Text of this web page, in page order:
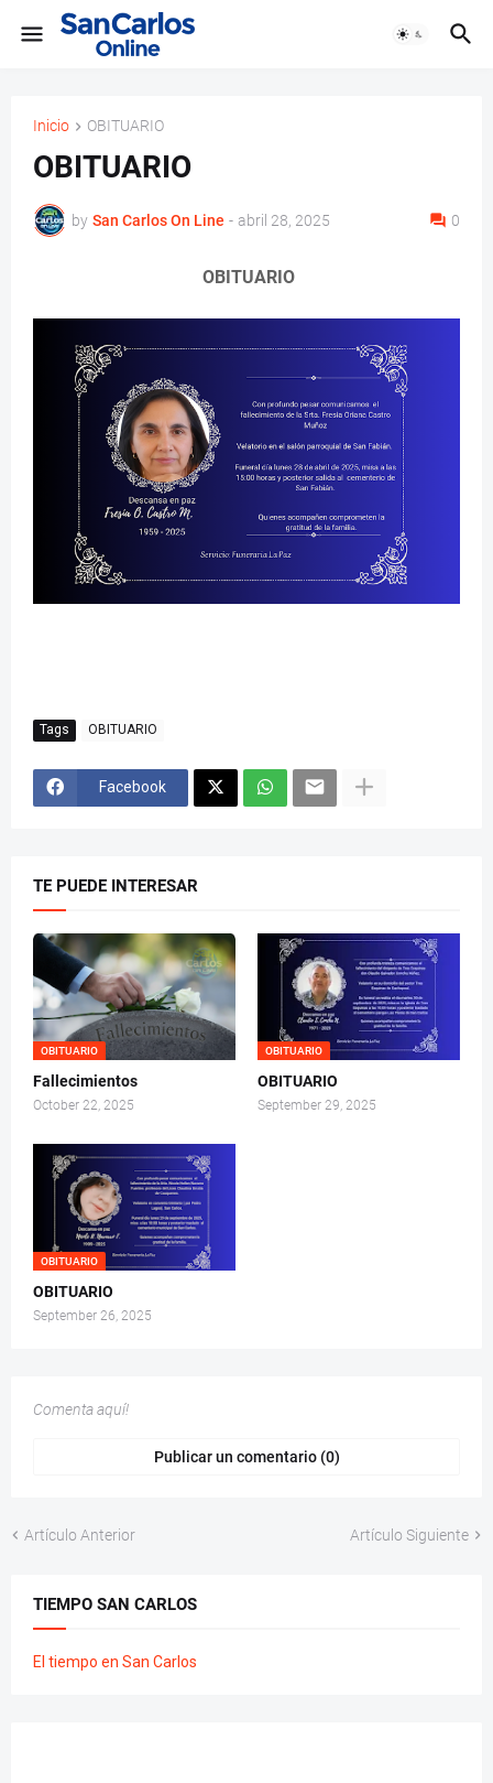
Inicio OBITUARIO
OBITUARIO
by San Carlos On Line - abril 28, 2025 0
OBITUARIO
Tags OBITUARIO
Facebook
TE PUEDE INTERESAR
OBITUARIO
Fallecimientos
October 22, 2025
OBITUARIO
OBITUARIO
September 29, 2025
OBITUARIO
OBITUARIO
September 26, 2025
Comenta aquí!
Publicar un comentario (0)
Artículo Anterior Artículo Siguiente
TIEMPO SAN CARLOS
El tiempo en San Carlos